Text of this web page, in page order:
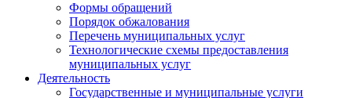
Формы обращений
Порядок обжалования
Перечень муниципальных услуг
Технологические схемы предоставления
муниципальных услуг
Деятельность
Государственные и муниципальные услуги